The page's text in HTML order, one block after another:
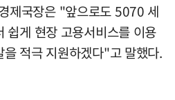
제국장은 "앞으로도 5070 세
쉽게 현장 고용서비스를 이용
적극 지원하겠다"고 말했다.